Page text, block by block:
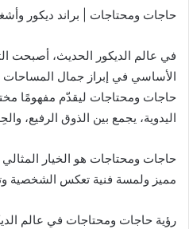
حاجات ومحتاجات | براند ديكور
في عالم الديكور الحديث، أصبحت
الأساسي في إبراز جمال المساحات
حاجات ومحتاجات ليقدّم مفهومًا
اليدوية، يجمع بين الذوق الرفيع،
حاجات ومحتاجات هو الخيار
مميز ولمسة فنية تعكس الشخصية
رؤية حاجات ومحتاجات في عالم